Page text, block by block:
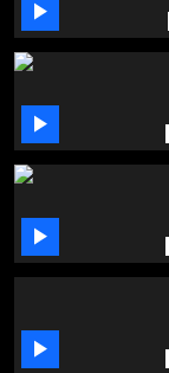
minute,
5 


